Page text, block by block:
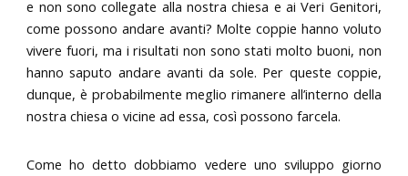
e non sono collegate alla nostra chiesa e ai Veri Genitori,
come possono andare avanti? Molte coppie hanno voluto
vivere fuori, ma i risultati non sono stati molto buoni, non
hanno saputo andare avanti da sole. Per queste coppie,
dunque, è probabilmente meglio rimanere all’interno della
nostra chiesa o vicine ad essa, così possono farcela.
Come ho detto dobbiamo vedere uno sviluppo giorno